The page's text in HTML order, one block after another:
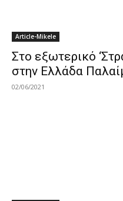
Article-Mikele
Στo εξωτερικό
στην Ελλάδα
02/06/2021